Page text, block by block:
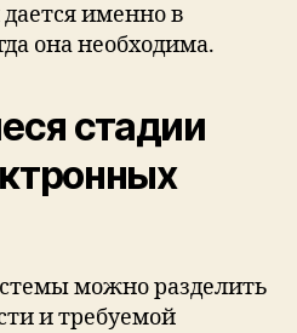
именно в
она необходима.
стадии
можно разделить
и требуемой